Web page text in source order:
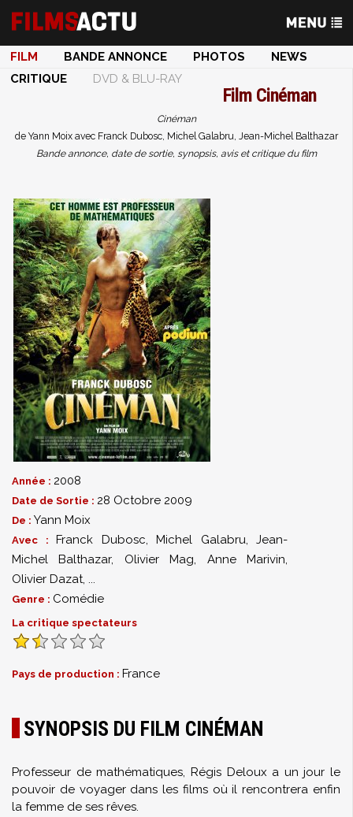
FILM BANDE ANNONCE PHOTOS
NEWS
CRITIQUE
DVD & BLU-RAY
Film Cinéman
Cinéman
de Yann Moix avec Franck Dubosc, Michel Galabru, Jean-Michel Balthazar
Bande annonce, date de sortie, synopsis, avis et critique du film
Année : 2008
Date de Sortie : 28 Octobre 2009
De : Yann Moix
Avec : Franck Dubosc, Michel Galabru, Jean-
Michel Balthazar, Olivier Mag, Anne Marivin,
Olivier Dazat, ...
Genre : Comédie
La critique spectateurs
Pays de production : France
SYNOPSIS DU FILM CINÉMAN
Professeur de mathématiques, Régis Deloux a un jour le
pouvoir de voyager dans les films où il rencontrera enfin
la femme de ses rêves.